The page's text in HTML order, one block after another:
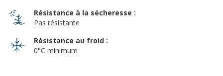
Résistance à la sécheresse :
Pas résistante
Résistance au froid :
0°C minimum